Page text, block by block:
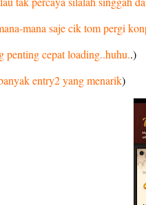
mana saje cik tom pergi
penting cepat loading..huhu..)
entry2 yang menarik)